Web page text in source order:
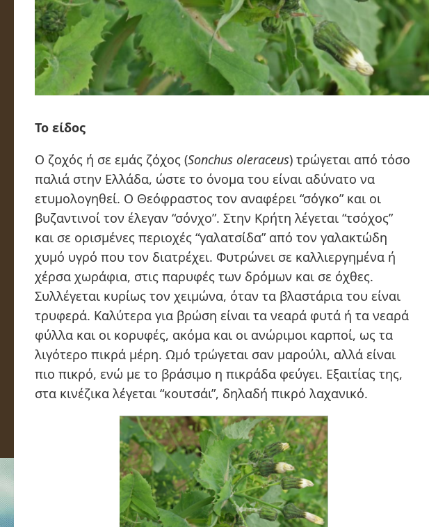
Το είδος
Ο ζοχός ή σε εμάς ζόχος (Sonchus oleraceus) τρώγεται από τόσο
παλιά στην Ελλάδα, ώστε το όνομα του είναι αδύνατο να
ετυμολογηθεί. Ο Θεόφραστος τον αναφέρει “σόγκο” και οι
βυζαντινοί τον έλεγαν “σόνχο”. Στην Κρήτη λέγεται “τσόχος”
και σε ορισμένες περιοχές “γαλατσίδα” από τον γαλακτώδη
χυμό υγρό που τον διατρέχει. Φυτρώνει σε καλλιεργημένα ή
χέρσα χωράφια, στις παρυφές των δρόμων και σε όχθες.
Συλλέγεται κυρίως τον χειμώνα, όταν τα βλαστάρια του είναι
τρυφερά. Καλύτερα για βρώση είναι τα νεαρά φυτά ή τα νεαρά
φύλλα και οι κορυφές, ακόμα και οι ανώριμοι καρποί, ως τα
λιγότερο πικρά μέρη. Ωμό τρώγεται σαν μαρούλι, αλλά είναι
πιο πικρό, ενώ με το βράσιμο η πικράδα φεύγει. Εξαιτίας της,
στα κινέζικα λέγεται “κουτσάι”, δηλαδή πικρό λαχανικό.